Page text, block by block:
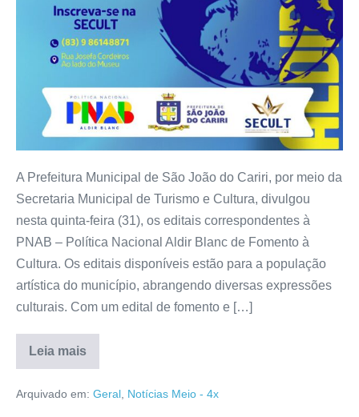
A Prefeitura Municipal de São João do Cariri, por meio da
Secretaria Municipal de Turismo e Cultura, divulgou
nesta quinta-feira (31), os editais correspondentes à
PNAB – Política Nacional Aldir Blanc de Fomento à
Cultura. Os editais disponíveis estão para a população
artística do município, abrangendo diversas expressões
culturais. Com um edital de fomento e […]
Leia mais
Arquivado em: Geral Notícias Meio - 4x